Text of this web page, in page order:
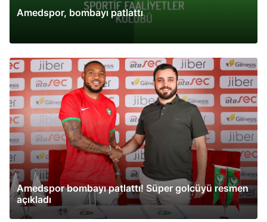
Amedspor, bombayı patlattı
Amedspor bombayı patlattı! Süper golcüyü resmen
açıkladı